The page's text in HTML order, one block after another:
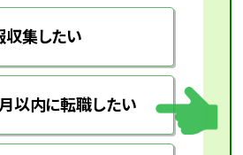
収集したい
以内に転職したい